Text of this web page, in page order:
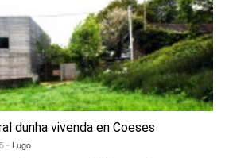
dunha vivenda en Coeses
- Lugo